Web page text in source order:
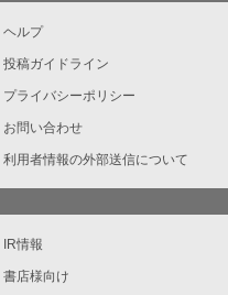
ヘルプ
投稿ガイドライン
プライバシーポリシー
お問い合わせ
利用者情報の外部送信について
IR情報
書店様向け